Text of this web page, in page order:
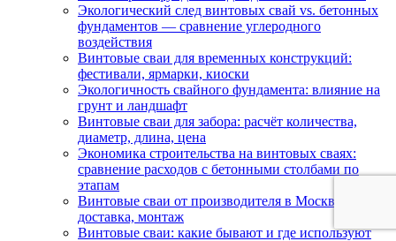
Экологический след винтовых свай vs. бетонных
фундаментов — сравнение углеродного
воздействия
Винтовые сваи для временных конструкций:
фестивали, ярмарки, киоски
Экологичность свайного фундамента: влияние на
грунт и ландшафт
Винтовые сваи для забора: расчёт количества,
диаметр, длина, цена
Экономика строительства на винтовых сваях:
сравнение расходов с бетонными столбами по
этапам
Винтовые сваи от производителя в Москве: цены,
доставка, монтаж
Винтовые сваи: какие бывают и где используют